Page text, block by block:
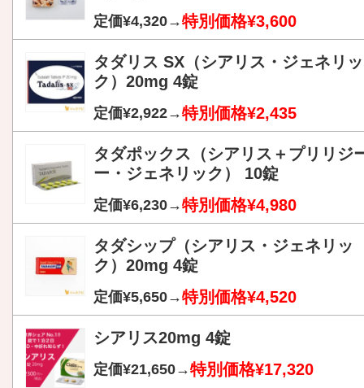
定価¥4,320→特別価格¥3,600
タダリス SX（シアリス・ジェネリッ
ク）20mg 4錠
定価¥2,922→特別価格¥2,435
タダポックス（シアリス＋プリリジ
ー・ジェネリック） 10錠
定価¥6,230→特別価格¥4,980
タダシップ（シアリス・ジェネリッ
ク）20mg 4錠
定価¥5,650→特別価格¥4,520
シアリス20mg 4錠
定価¥21,650→特別価格¥17,320